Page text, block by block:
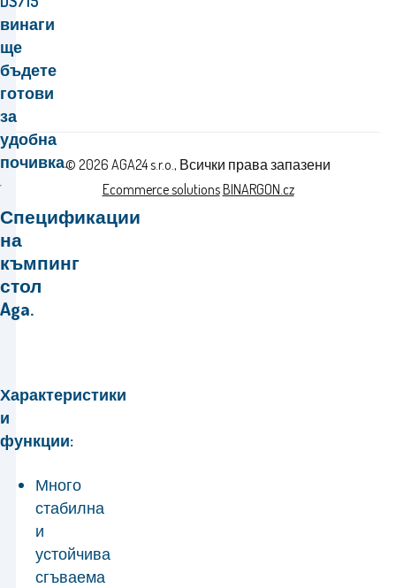
винаги
ще
бъдете
готови
за
удобна
почивка.
Спецификации
на
къмпинг
стол
Aga.
Характеристики
и
функции:
Много
стабилна
и
устойчива
сгъваема
© 2026 AGA24 s.r.o., Всички права запазени
Ecommerce solutionsBINARGON.cz